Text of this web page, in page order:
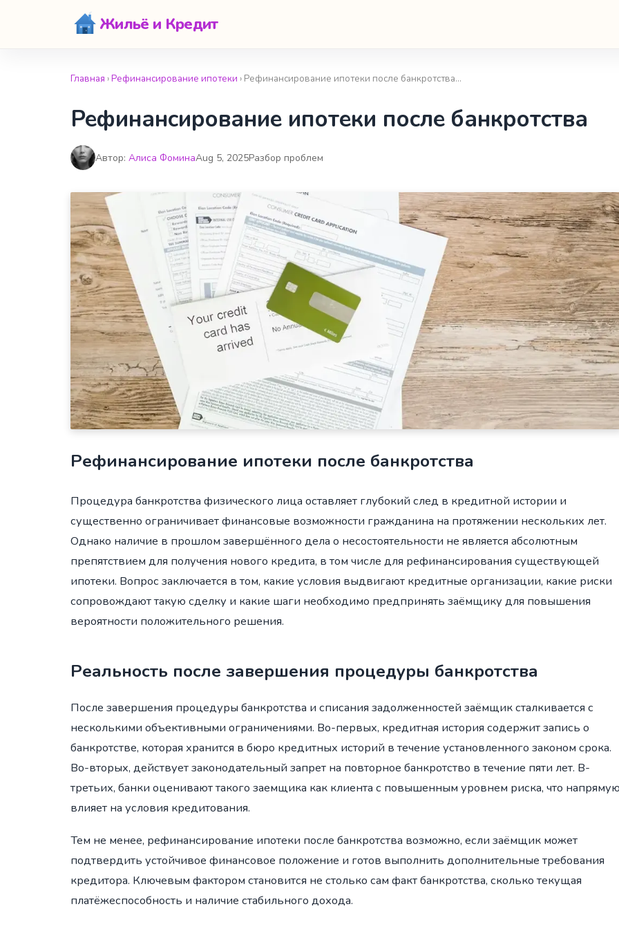
Жильё и Кредит
Главная ›Рефинансирование ипотеки › Рефинансирование ипотеки после банкротства…
Рефинансирование ипотеки после банкротства
Автор: Алиса ФоминаAug 5, 2025Разбор проблем
Рефинансирование ипотеки после банкротства
Процедура банкротства физического лица оставляет глубокий след в кредитной истории и
существенно ограничивает финансовые возможности гражданина на протяжении нескольких лет.
Однако наличие в прошлом завершённого дела о несостоятельности не является абсолютным
препятствием для получения нового кредита, в том числе для рефинансирования существующей
ипотеки. Вопрос заключается в том, какие условия выдвигают кредитные организации, какие риски
сопровождают такую сделку и какие шаги необходимо предпринять заёмщику для повышения
вероятности положительного решения.
Реальность после завершения процедуры банкротства
После завершения процедуры банкротства и списания задолженностей заёмщик сталкивается с
несколькими объективными ограничениями. Во-первых, кредитная история содержит запись о
банкротстве, которая хранится в бюро кредитных историй в течение установленного законом срока.
Во-вторых, действует законодательный запрет на повторное банкротство в течение пяти лет. В-
третьих, банки оценивают такого заемщика как клиента с повышенным уровнем риска, что
влияет на условия кредитования.
Тем не менее, рефинансирование ипотеки после банкротства возможно, если заёмщик может
подтвердить устойчивое финансовое положение и готов выполнить дополнительные требования
кредитора. Ключевым фактором становится не столько сам факт банкротства, сколько текущая
платёжеспособность и наличие стабильного дохода.